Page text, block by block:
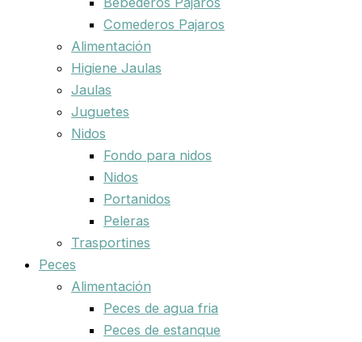
Comederos Pajaros
Alimentación
Higiene Jaulas
Jaulas
Juguetes
Nidos
Fondo para nidos
Nidos
Portanidos
Peleras
Trasportines
Peces
Alimentación
Peces de agua fria
Peces de estanque